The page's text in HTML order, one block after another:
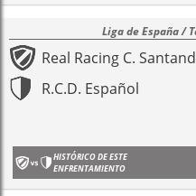
Liga de España /
Real Racing C.
R.C.D. Español
HISTÓRICO DE ESTE
ENFRENTAMIENTO